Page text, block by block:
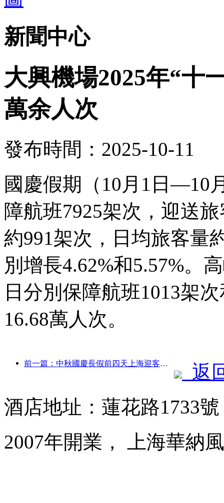
新聞中心
大興機場2025年“十
萬余人次
發布時間：2025-10-11
國慶假期（10月1日—10
障航班7925架次，迎送
約991架次，日均旅客量
別增長4.62%和5.57%。
日分別保障航班1013架
16.68萬人次。
前一篇：中秋國慶長假前四天上海迎客逾1511萬人次，同比增長超兩成
返
酒店地址：蓮花路1733
2007年開業， 上海華